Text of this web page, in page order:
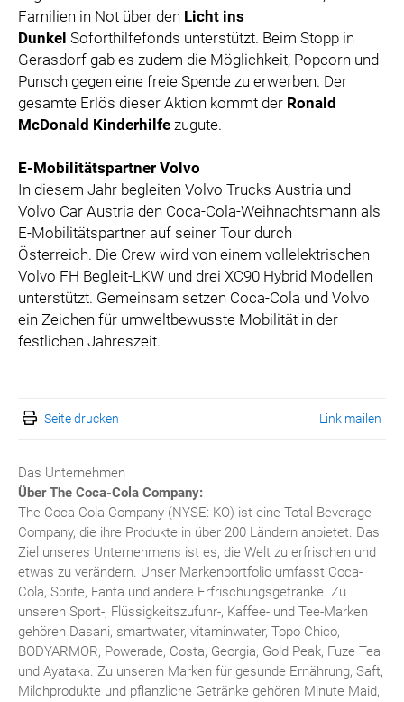
Familien in Not über den Licht ins
Dunkel Soforthilfefonds unterstützt. Beim Stopp in
Gerasdorf gab es zudem die Möglichkeit, Popcorn und
Punsch gegen eine freie Spende zu erwerben. Der
gesamte Erlös dieser Aktion kommt der Ronald
McDonald Kinderhilfe zugute.
E-Mobilitätspartner Volvo
In diesem Jahr begleiten Volvo Trucks Austria und
Volvo Car Austria den Coca-Cola-Weihnachtsmann als
E-Mobilitätspartner auf seiner Tour durch
Österreich. Die Crew wird von einem vollelektrischen
Volvo FH Begleit-LKW und drei XC90 Hybrid Modellen
unterstützt. Gemeinsam setzen Coca-Cola und Volvo
ein Zeichen für umweltbewusste Mobilität in der
festlichen Jahreszeit.
Seite drucken Link mailen
Das Unternehmen
Über The Coca-Cola Company:
The Coca-Cola Company (NYSE: KO) ist eine Total Beverage
Company, die ihre Produkte in über 200 Ländern anbietet. Das
Ziel unseres Unternehmens ist es, die Welt zu erfrischen und
etwas zu verändern. Unser Markenportfolio umfasst Coca-
Cola, Sprite, Fanta und andere Erfrischungsgetränke. Zu
unseren Sport-, Flüssigkeitszufuhr-, Kaffee- und Tee-Marken
gehören Dasani, smartwater, vitaminwater, Topo Chico,
BODYARMOR, Powerade, Costa, Georgia, Gold Peak, Fuze Tea
und Ayataka. Zu unseren Marken für gesunde Ernährung, Saft,
Milchprodukte und pflanzliche Getränke gehören Minute Maid,